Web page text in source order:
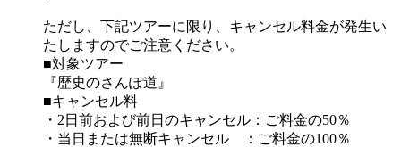
ただし、下記ツアーに限り、キャンセル料金が発生い
たしますのでご注意ください。
■対象ツアー
『歴史のさんぽ道』
■キャンセル料
・2日前および前日のキャンセル：ご料金の50％
・当日または無断キャンセル ：ご料金の100％